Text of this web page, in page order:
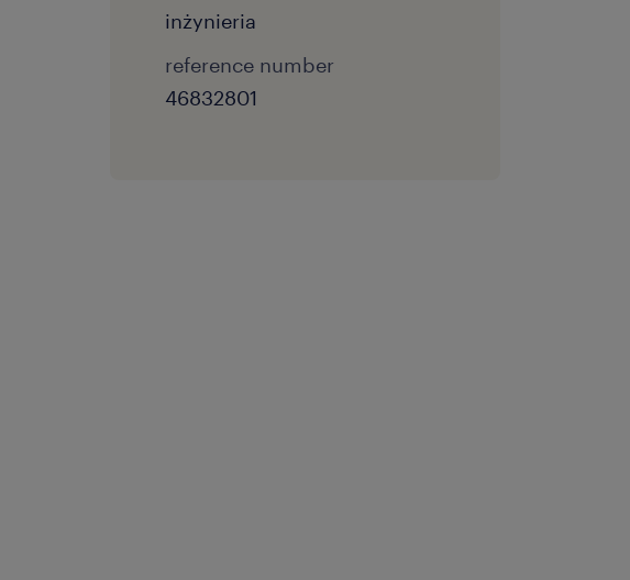
inżynieria
reference number
46832801